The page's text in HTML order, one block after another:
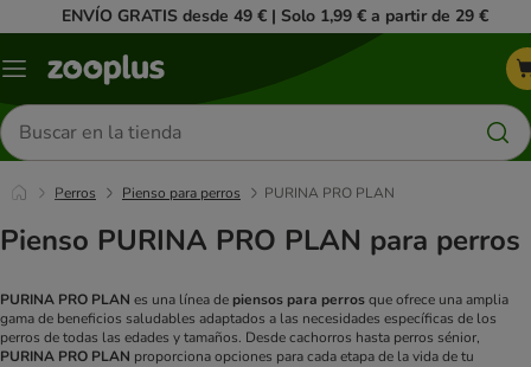
ENVÍO GRATIS desde 49 € | Solo 1,99 € a partir de 29 €
Menú
Buscar
productos
Perros Pienso para perros PURINA PRO PLAN
Pienso PURINA PRO PLAN para perros
PURINA PRO PLAN es una línea de piensos para perrosque ofrece una amplia
gama de beneficios saludables adaptados a las necesidades específicas de los
perros de todas las edades y tamaños. Desde cachorros hasta perros sénior,
PURINA PRO PLAN proporciona opciones para cada etapa de la vida de tu